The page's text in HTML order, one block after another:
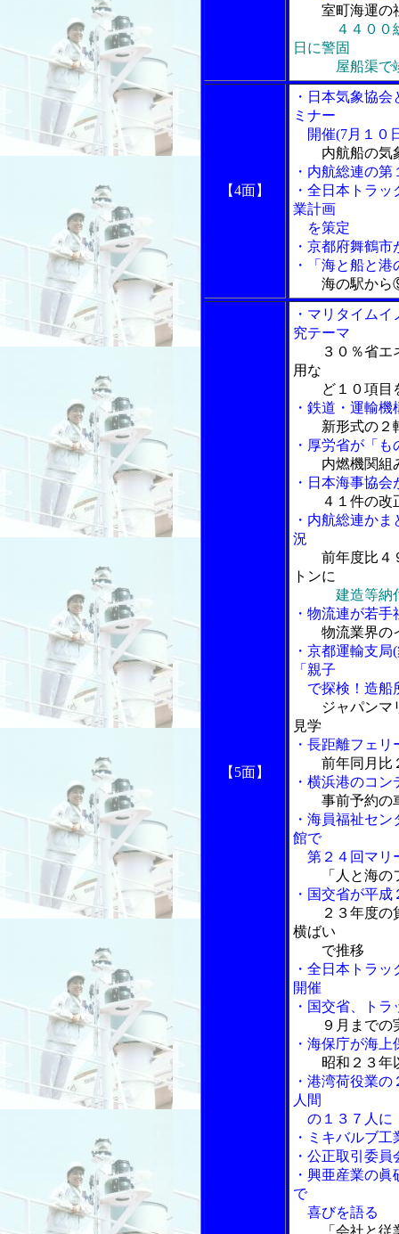
室町海運の
４４００
日に警固
屋船渠で
【4面】
・日本気象協
ミナー
開催(7月１０
内航船の気
・内航総連の
・全日本トラ
業計画
を策定
・京都府舞鶴
・「海と船と
海の駅か
【5面】
・マリタイム
究テーマ
３０％省
用な
ど１０項目
・鉄道・運輸
新形式の２
・厚労省が「
内燃機関組
・日本海事協
４１件の改
・内航総連か
況
前年度比４
トンに
建造等納
・物流連が若
物流業界の
・京都運輸支
「親子
で探検！造船
ジャパンマ
見学
・長距離フェ
前年同月比
・横浜港のコ
事前予約の
・海員福祉セ
館で
第２４回マリ
「人と海
・国交省が平
２３年度
横ばい
で推移
・全日本トラ
開催
・国交省、ト
９月まで
・海保庁が海
昭和２３年
・港湾荷役業
人間
の１３７人に
・ミキバルブ
・公正取引委
・興亜産業の
で
喜びを語る
「会社と従